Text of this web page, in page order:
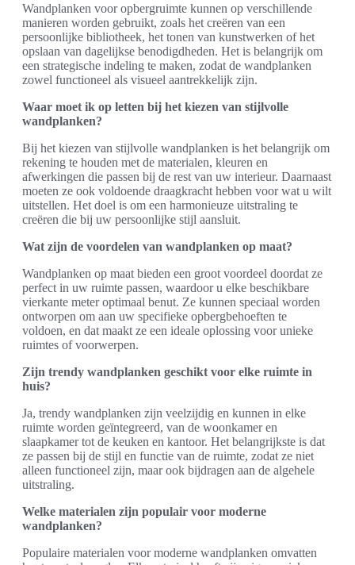
Wandplanken voor opbergruimte kunnen op verschillende
manieren worden gebruikt, zoals het creëren van een
persoonlijke bibliotheek, het tonen van kunstwerken of het
opslaan van dagelijkse benodigdheden. Het is belangrijk om
een strategische indeling te maken, zodat de wandplanken
zowel functioneel als visueel aantrekkelijk zijn.
Waar moet ik op letten bij het kiezen van stijlvolle
wandplanken?
Bij het kiezen van stijlvolle wandplanken is het belangrijk om
rekening te houden met de materialen, kleuren en
afwerkingen die passen bij de rest van uw interieur. Daarnaast
moeten ze ook voldoende draagkracht hebben voor wat u wilt
uitstellen. Het doel is om een harmonieuze uitstraling te
creëren die bij uw persoonlijke stijl aansluit.
Wat zijn de voordelen van wandplanken op maat?
Wandplanken op maat bieden een groot voordeel doordat ze
perfect in uw ruimte passen, waardoor u elke beschikbare
vierkante meter optimaal benut. Ze kunnen speciaal worden
ontworpen om aan uw specifieke opbergbehoeften te
voldoen, en dat maakt ze een ideale oplossing voor unieke
ruimtes of voorwerpen.
Zijn trendy wandplanken geschikt voor elke ruimte in
huis?
Ja, trendy wandplanken zijn veelzijdig en kunnen in elke
ruimte worden geïntegreerd, van de woonkamer en
slaapkamer tot de keuken en kantoor. Het belangrijkste is dat
ze passen bij de stijl en functie van de ruimte, zodat ze niet
alleen functioneel zijn, maar ook bijdragen aan de algehele
uitstraling.
Welke materialen zijn populair voor moderne
wandplanken?
Populaire materialen voor moderne wandplanken omvatten